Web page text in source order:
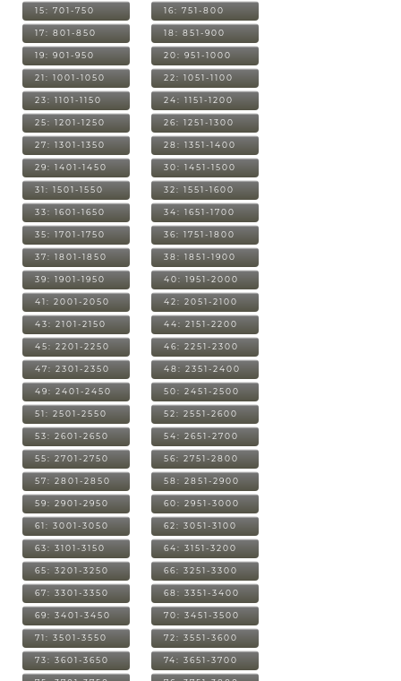
15: 701-750 16: 751-800
17: 801-850 18: 851-900
19: 901-950 20: 951-1000
21: 1001-1050 22: 1051-1100
23: 1101-1150 24: 1151-1200
25: 1201-1250 26: 1251-1300
27: 1301-1350 28: 1351-1400
29: 1401-1450 30: 1451-1500
31: 1501-1550 32: 1551-1600
33: 1601-1650 34: 1651-1700
35: 1701-1750 36: 1751-1800
37: 1801-1850 38: 1851-1900
39: 1901-1950 40: 1951-2000
41: 2001-2050 42: 2051-2100
43: 2101-2150 44: 2151-2200
45: 2201-2250 46: 2251-2300
47: 2301-2350 48: 2351-2400
49: 2401-2450 50: 2451-2500
51: 2501-2550 52: 2551-2600
53: 2601-2650 54: 2651-2700
55: 2701-2750 56: 2751-2800
57: 2801-2850 58: 2851-2900
59: 2901-2950 60: 2951-3000
61: 3001-3050 62: 3051-3100
63: 3101-3150 64: 3151-3200
65: 3201-3250 66: 3251-3300
67: 3301-3350 68: 3351-3400
69: 3401-3450 70: 3451-3500
71: 3501-3550 72: 3551-3600
73: 3601-3650 74: 3651-3700